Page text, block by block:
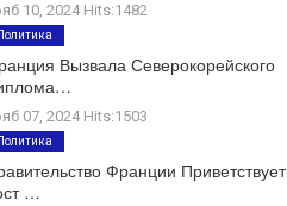
10, 2024 Hits:1482
Вызвала Северокорейского
07, 2024 Hits:1503
Политика
Франции Приветствует
…
Политика